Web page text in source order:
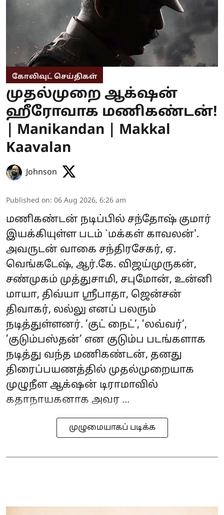
கோலிவுட் செய்திகள்
முதல்முறை ஆக்‌ஷன்
ஹீரோவாக மணிகண்டன்!
| Manikandan | Makkal
Kaavalan
Johnson
Published on: 06 Aug 2026, 6:26 am
மணிகண்டன் நடிப்பில் சந்தோஷ் குமார்
இயக்கியுள்ள படம் `மக்கள் காவலன்'.
அவருடன் வாகை சந்திரசேகர், ஏ.
வெங்கடேஷ், ஆர்.கே. விஜய்முருகன்,
சண்முகம் முத்துசாமி, சபுமோன், உன்னி
மாயா, திவ்யா ஸ்ரீபாதா, ஜென்சன்
திவாகர், லல்லு எனப் பலரும்
நடித்துள்ளனர். ’குட் நைட்’, ’லவ்வர்’,
’குடும்பஸ்தன்’ என குடும்ப படங்களாக
நடித்து வந்த மணிகண்டன், தனது
திரைப்பயணத்தில் முதல்முறையாக
முழுநீள ஆக்‌ஷன் டிராமாவில்
கதாநாயகனாக அவர ...
முழுமையாகப் படிக்க